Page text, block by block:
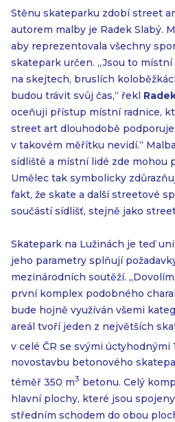
Stěnu skateparku zdobí street
autorem malby je Radek Slabý.
aby reprezentovala všechny
skatepark určen. „Jsou to
na skejtech, bruslích
budou trávit svůj čas,“ řekl
oceňuji přístup místní radnice,
street art dlouhodobě
v takovém měřítku nevidí.“
sídliště a místní lidé zde mohou
Umělec tak symbolicky
fakt, že skate a další streetové
součástí sídlišť, stejně jako
Skatepark na Lužinách je teď
jeho parametry splňují
mezinárodních soutěží.
první komplex podobného
bude hojně využíván všemi
areál tvoří jeden z největších
v celé ČR se svými úctyhodnými
novostavbu betonového
téměř 350 m3 betonu. Celý
hlavní plochy, které jsou
středním schodem do obou